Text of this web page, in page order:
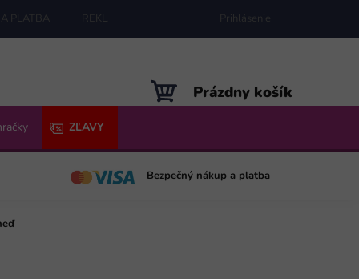
PLATBA REKLAMÁCIE MAPA SERVERU
Prihlásenie
NÁKUPNÝ
KOŠÍK
Prázdny košík
ZĽAVY
Bezpečný nákup a platba